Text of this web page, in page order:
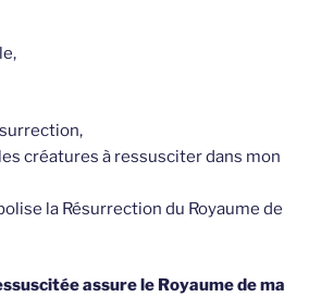
créatures à ressusciter dans mon
la Résurrection du Royaume de
assure le Royaume de ma